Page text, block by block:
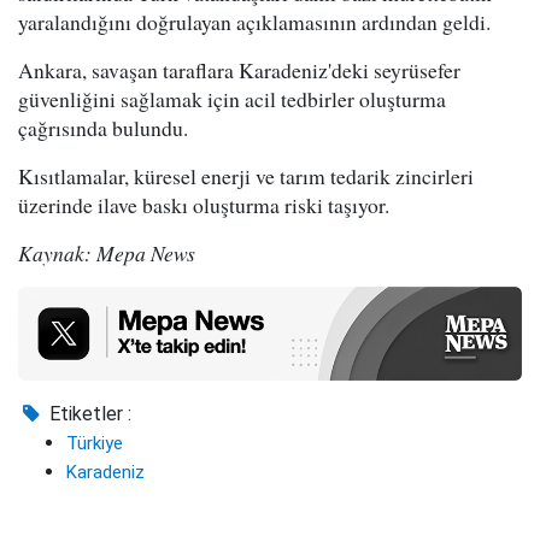
yaralandığını doğrulayan açıklamasının ardından geldi.
Ankara, savaşan taraflara Karadeniz'deki seyrüsefer
güvenliğini sağlamak için acil tedbirler oluşturma
çağrısında bulundu.
Kısıtlamalar, küresel enerji ve tarım tedarik zincirleri
üzerinde ilave baskı oluşturma riski taşıyor.
Kaynak: Mepa News
Etiketler :
Türkiye
Karadeniz